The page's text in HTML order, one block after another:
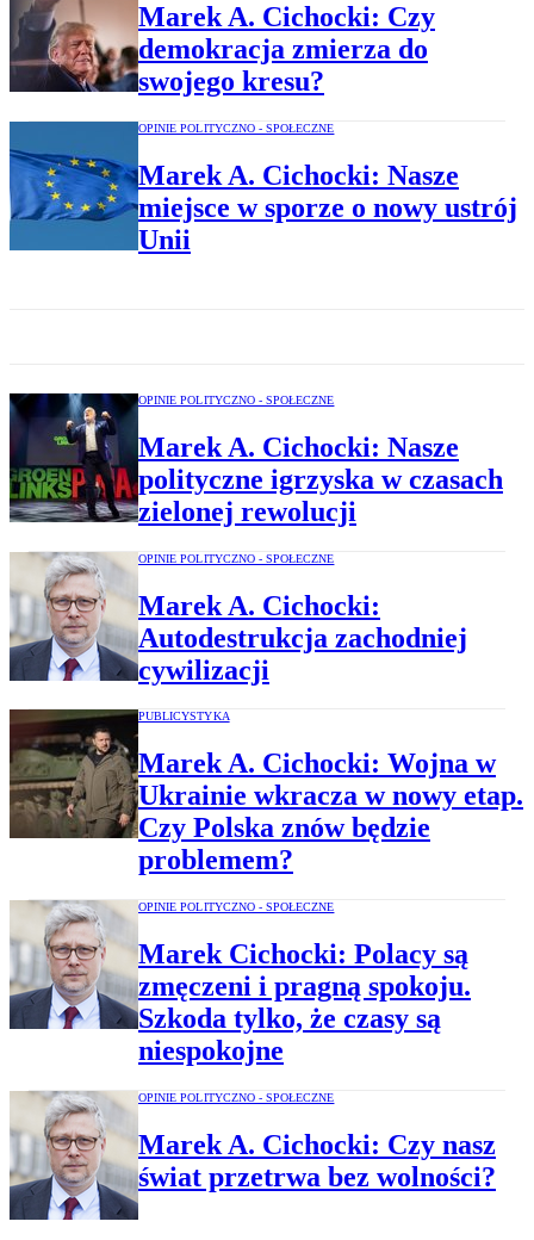
Marek A. Cichocki: Czy
demokracja zmierza do
swojego kresu?
OPINIE POLITYCZNO - SPOŁECZNE
Marek A. Cichocki: Nasze
miejsce w sporze o nowy ustrój
Unii
OPINIE POLITYCZNO - SPOŁECZNE
Marek A. Cichocki: Nasze
polityczne igrzyska w czasach
zielonej rewolucji
OPINIE POLITYCZNO - SPOŁECZNE
Marek A. Cichocki:
Autodestrukcja zachodniej
cywilizacji
PUBLICYSTYKA
Marek A. Cichocki: Wojna w
Ukrainie wkracza w nowy etap.
Czy Polska znów będzie
problemem?
OPINIE POLITYCZNO - SPOŁECZNE
Marek Cichocki: Polacy są
zmęczeni i pragną spokoju.
Szkoda tylko, że czasy są
niespokojne
OPINIE POLITYCZNO - SPOŁECZNE
Marek A. Cichocki: Czy nasz
świat przetrwa bez wolności?